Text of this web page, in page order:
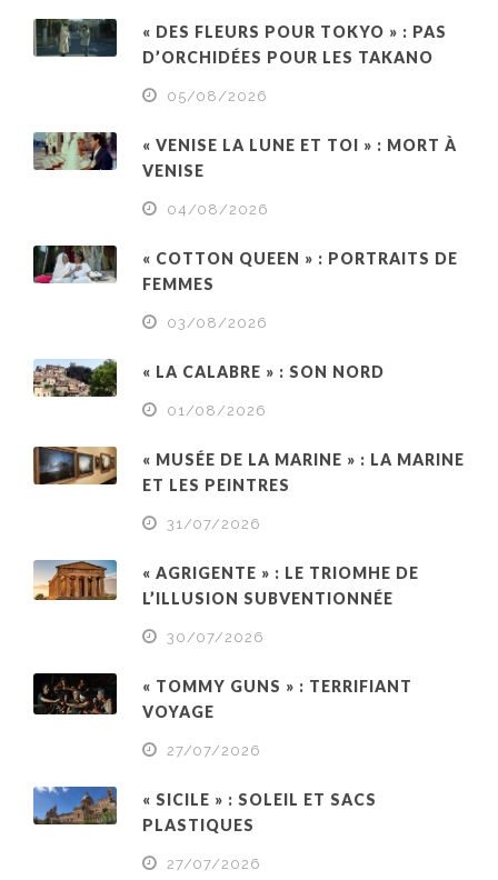
« DES FLEURS POUR TOKYO » : PAS
D’ORCHIDÉES POUR LES TAKANO
05/08/2026
« VENISE LA LUNE ET TOI » : MORT À
VENISE
04/08/2026
« COTTON QUEEN » : PORTRAITS DE
FEMMES
03/08/2026
« LA CALABRE » : SON NORD
01/08/2026
« MUSÉE DE LA MARINE » : LA MARINE
ET LES PEINTRES
31/07/2026
« AGRIGENTE » : LE TRIOMHE DE
L’ILLUSION SUBVENTIONNÉE
30/07/2026
« TOMMY GUNS » : TERRIFIANT
VOYAGE
27/07/2026
« SICILE » : SOLEIL ET SACS
PLASTIQUES
27/07/2026